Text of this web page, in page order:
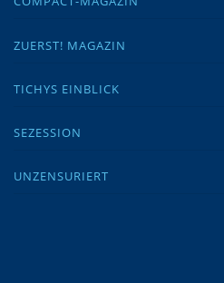
ZUERST! MAGAZIN
TICHYS EINBLICK
SEZESSION
UNZENSURIERT